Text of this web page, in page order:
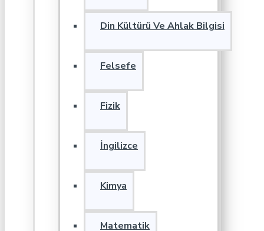
Din Kültürü Ve Ahlak Bilgisi
Felsefe
Fizik
İngilizce
Kimya
Matematik